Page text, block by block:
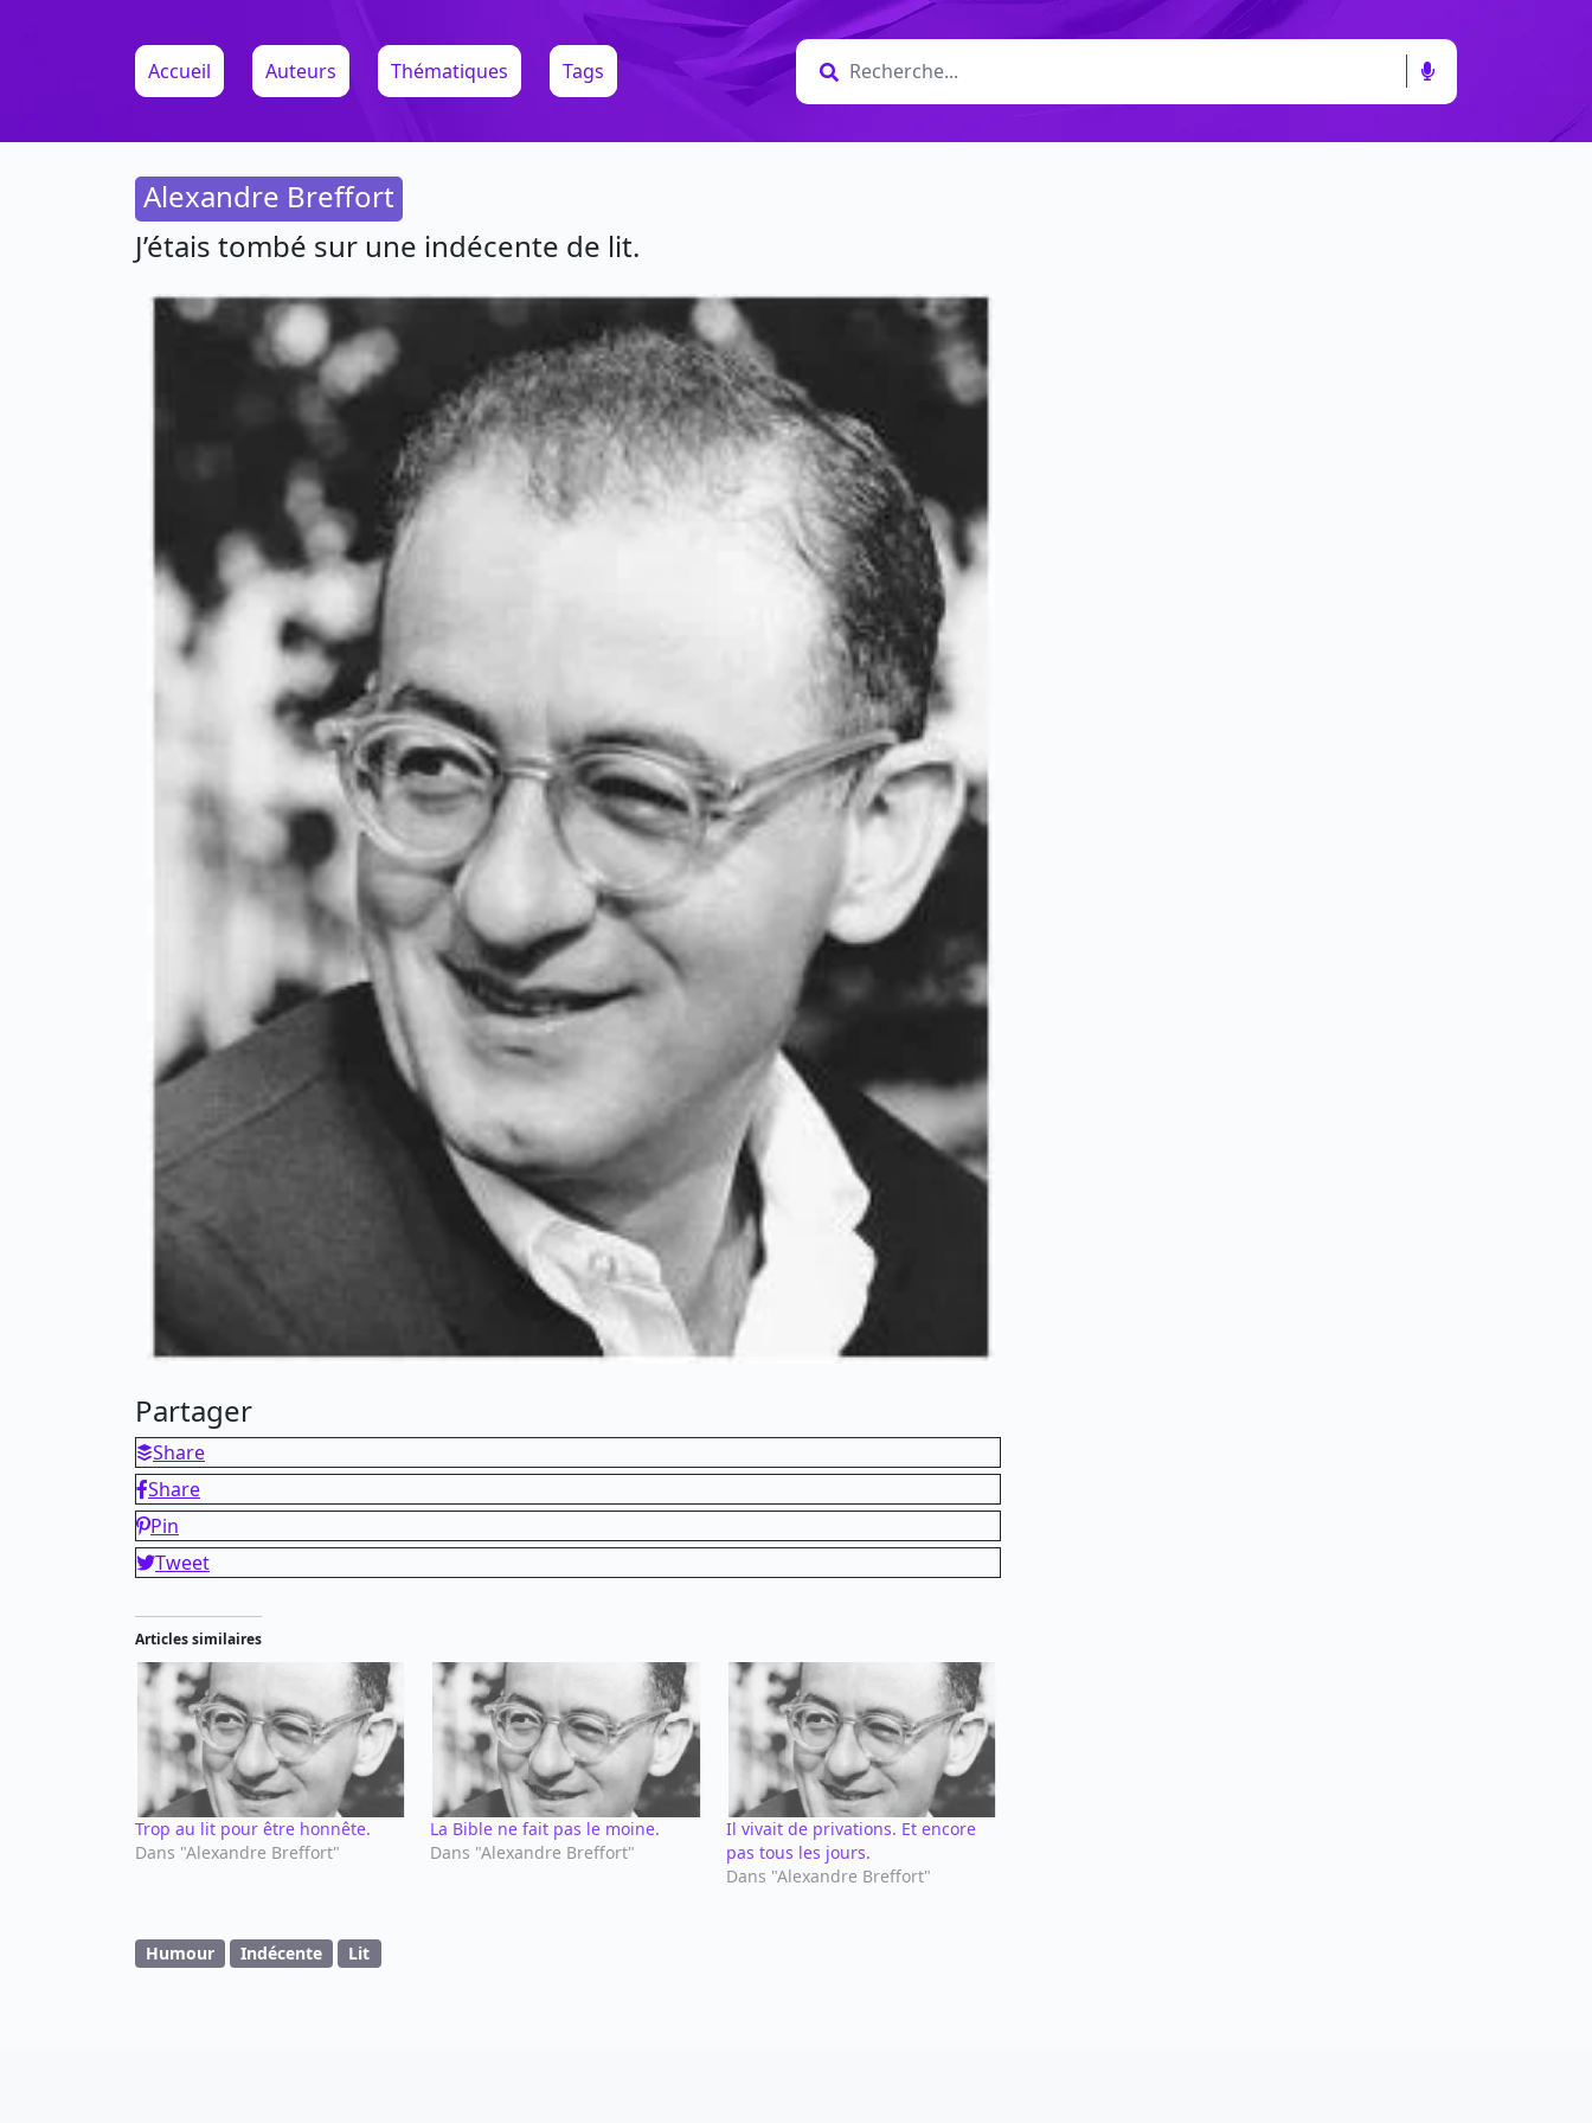
Accueil Auteurs Thématiques Tags
Alexandre Breffort
J’étais tombé sur une indécente de lit.
Partager
Share
Share
Pin
Tweet
Articles similaires
Trop au lit pour être honnête.
Dans "Alexandre Breffort"
La Bible ne fait pas le moine.
Dans "Alexandre Breffort"
Il vivait de privations. Et encore
pas tous les jours.
Dans "Alexandre Breffort"
Humour Indécente Lit